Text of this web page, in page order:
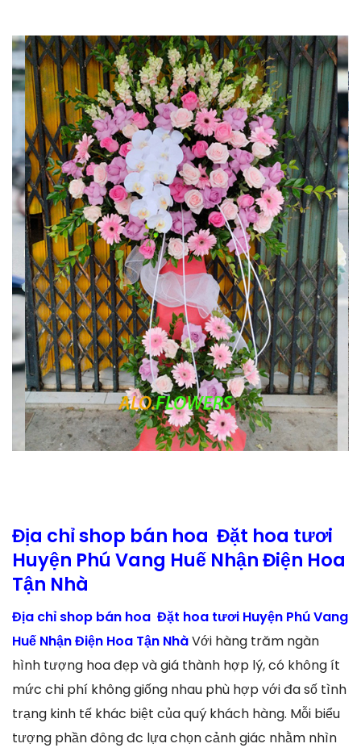
Địa chỉ shop bán hoa Đặt hoa tươi
Huyện Phú Vang Huế Nhận Điện Hoa
Tận Nhà
Địa chỉ shop bán hoa Đặt hoa tươi Huyện Phú Vang
Huế Nhận Điện Hoa Tận NhàVới hàng trăm ngàn
hình tượng hoa đẹp và giá thành hợp lý, có không ít
mức chi phí không giống nhau phù hợp với đa số tình
trạng kinh tế khác biệt của quý khách hàng. Mỗi biểu
tượng phần đông đc lựa chọn cảnh giác nhằm nhìn